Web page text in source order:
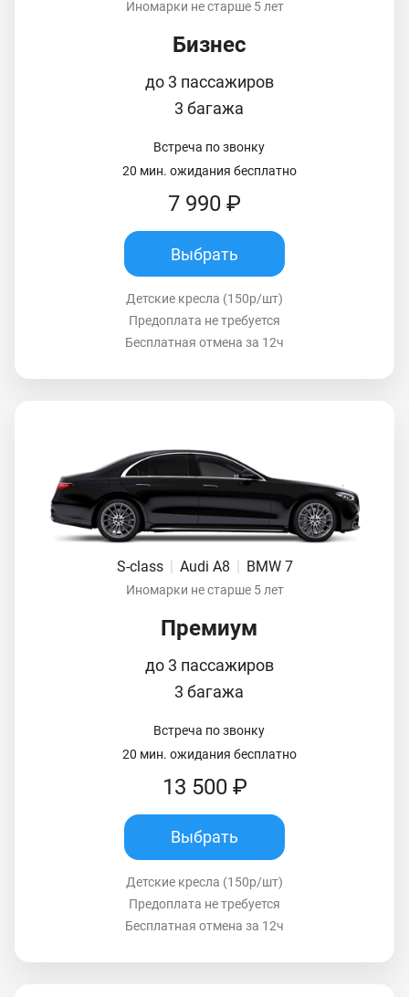
Иномарки не старше 5 лет
Бизнес
до 3 пассажиров
3 багажа
Встреча по звонку
20 мин. ожидания бесплатно
7 990 ₽
Выбрать
Детские кресла (150р/шт)
Предоплата не требуется
Бесплатная отмена за 12ч
S-class | Audi A8 | BMW 7
Иномарки не старше 5 лет
Премиум
до 3 пассажиров
3 багажа
Встреча по звонку
20 мин. ожидания бесплатно
13 500 ₽
Выбрать
Детские кресла (150р/шт)
Предоплата не требуется
Бесплатная отмена за 12ч